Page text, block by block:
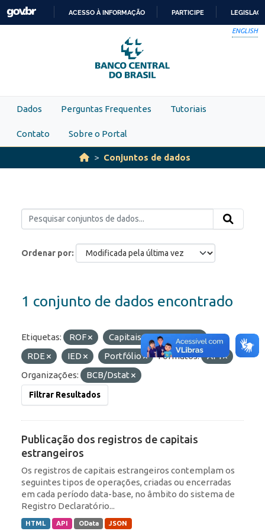
Skip to main content
PARA
O
CONTEÚDO
ACESSO À INFORMAÇÃO PARTICIPE
ENGLISH
Dados Perguntas Frequentes Tutoriais
Contato Sobre o Portal
Conjuntos de dados
Ordenar por
1 conjunto de dados encontrado
Etiquetas: ROF
Capitais Estrangeiros
RDE
IED Portfólio Formatos:
API
Organizações:
BCB/Dstat
Filtrar Resultados
Publicação dos registros de capitais
estrangeiros
Os registros de capitais estrangeiros contemplam os
seguintes tipos de operações, criadas ou encerradas
em cada período data-base, no âmbito do sistema de
Registro Declaratório...
HTML API OData JSON